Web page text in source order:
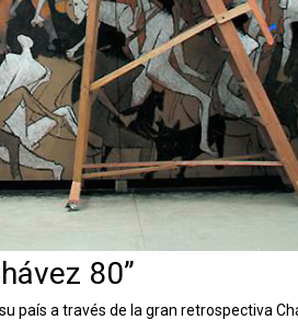
80”
país a través de la gran retrospectiva